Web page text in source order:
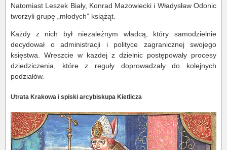
Natomiast Leszek Biały, Konrad Mazowiecki i Władysław Odonic
tworzyli grupę „młodych” książąt.
Każdy z nich był niezależnym władcą, który samodzielnie
decydował o administracji i polityce zagranicznej swojego
księstwa. Wreszcie w każdej z dzielnic postępowały procesy
dziedziczenia, które z reguły doprowadzały do kolejnych
podziałów.
Utrata Krakowa i spiski arcybiskupa Kietlicza